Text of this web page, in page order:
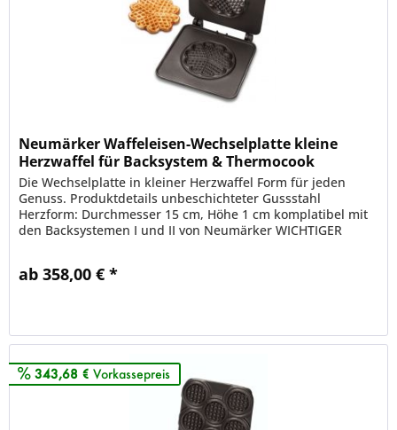
Neumärker Waffeleisen-Wechselplatte kleine
Herzwaffel für Backsystem & Thermocook
Die Wechselplatte in kleiner Herzwaffel Form für jeden
Genuss. Produktdetails unbeschichteter Gussstahl
Herzform: Durchmesser 15 cm, Höhe 1 cm komplatibel mit
den Backsystemen I und II von Neumärker WICHTIGER
ab 358,00 € *
343,68 € Vorkassepreis